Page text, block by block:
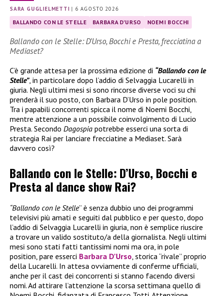
SARA GUGLIELMETTI | 6 AGOSTO 2026
BALLANDO CON LE STELLE BARBARA D'URSO NOEMI BOCCHI
Ballando con le Stelle: D’Urso, Bocchi e Presta, frecciatina a
Mediaset?
C’è grande attesa per la prossima edizione di “Ballando con le
Stelle”, in particolare dopo l’addio di Selvaggia Lucarelli in
giuria. Negli ultimi mesi si sono rincorse diverse voci su chi
prenderà il suo posto, con Barbara D’Urso in pole position.
Tra i papabili concorrenti spicca il nome di Noemi Bocchi,
mentre attenzione a un possibile coinvolgimento di Lucio
Presta. Secondo Dagospia potrebbe esserci una sorta di
strategia Rai per lanciare frecciatine a Mediaset. Sarà
davvero così?
Ballando con le Stelle: D’Urso, Bocchi e
Presta al dance show Rai?
“Ballando con le Stelle” è senza dubbio uno dei programmi
televisivi più amati e seguiti dal pubblico e per questo, dopo
l’addio di Selvaggia Lucarelli in giuria, non è semplice riuscire
a trovare un valido sostituto/a della giornalista. Negli ultimi
mesi sono stati fatti tantissimi nomi ma ora, in pole
position, pare esserci Barbara D’Urso , storica “rivale” proprio
della Lucarelli. In attesa ovviamente di conferme ufficiali,
anche per il cast dei concorrenti si stanno facendo diversi
nomi. Ad attirare l’attenzione la scorsa settimana quello di